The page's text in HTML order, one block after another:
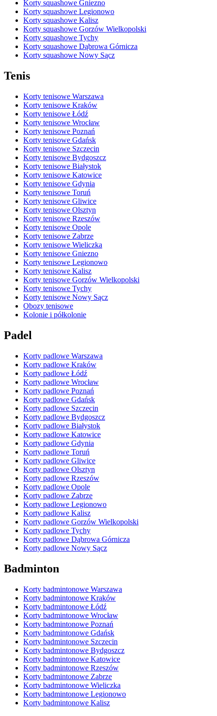
Korty squashowe Gniezno
Korty squashowe Legionowo
Korty squashowe Kalisz
Korty squashowe Gorzów Wielkopolski
Korty squashowe Tychy
Korty squashowe Dąbrowa Górnicza
Korty squashowe Nowy Sącz
Tenis
Korty tenisowe Warszawa
Korty tenisowe Kraków
Korty tenisowe Łódź
Korty tenisowe Wrocław
Korty tenisowe Poznań
Korty tenisowe Gdańsk
Korty tenisowe Szczecin
Korty tenisowe Bydgoszcz
Korty tenisowe Białystok
Korty tenisowe Katowice
Korty tenisowe Gdynia
Korty tenisowe Toruń
Korty tenisowe Gliwice
Korty tenisowe Olsztyn
Korty tenisowe Rzeszów
Korty tenisowe Opole
Korty tenisowe Zabrze
Korty tenisowe Wieliczka
Korty tenisowe Gniezno
Korty tenisowe Legionowo
Korty tenisowe Kalisz
Korty tenisowe Gorzów Wielkopolski
Korty tenisowe Tychy
Korty tenisowe Nowy Sącz
Obozy tenisowe
Kolonie i półkolonie
Padel
Korty padlowe Warszawa
Korty padlowe Kraków
Korty padlowe Łódź
Korty padlowe Wrocław
Korty padlowe Poznań
Korty padlowe Gdańsk
Korty padlowe Szczecin
Korty padlowe Bydgoszcz
Korty padlowe Białystok
Korty padlowe Katowice
Korty padlowe Gdynia
Korty padlowe Toruń
Korty padlowe Gliwice
Korty padlowe Olsztyn
Korty padlowe Rzeszów
Korty padlowe Opole
Korty padlowe Zabrze
Korty padlowe Legionowo
Korty padlowe Kalisz
Korty padlowe Gorzów Wielkopolski
Korty padlowe Tychy
Korty padlowe Dąbrowa Górnicza
Korty padlowe Nowy Sącz
Badminton
Korty badmintonowe Warszawa
Korty badmintonowe Kraków
Korty badmintonowe Łódź
Korty badmintonowe Wrocław
Korty badmintonowe Poznań
Korty badmintonowe Gdańsk
Korty badmintonowe Szczecin
Korty badmintonowe Bydgoszcz
Korty badmintonowe Katowice
Korty badmintonowe Rzeszów
Korty badmintonowe Zabrze
Korty badmintonowe Wieliczka
Korty badmintonowe Legionowo
Korty badmintonowe Kalisz